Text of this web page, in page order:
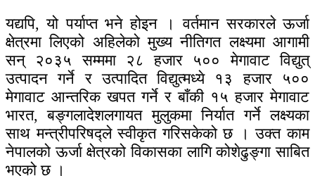
यद्यपि, यो पर्याप्त भने होइन । वर्तमान सरकारले ऊर्जा
क्षेत्रमा लिएको अहिलेको मुख्य नीतिगत लक्ष्यमा आगामी
सन् २०३५ सम्ममा २८ हजार ५०० मेगावाट विद्युत्
उत्पादन गर्ने र उत्पादित विद्युत्मध्ये १३ हजार ५००
मेगावाट आन्तरिक खपत गर्ने र बाँकी १५ हजार मेगावाट
भारत, बङ्गलादेशलगायत मुलुकमा निर्यात गर्ने लक्ष्यका
साथ मन्त्रीपरिषद्ले स्वीकृत गरिसकेको छ । उक्त काम
नेपालको ऊर्जा क्षेत्रको विकासका लागि कोशेढुङ्गा साबित
भएको छ ।